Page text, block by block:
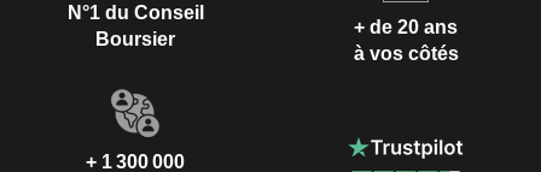
N°1 du Conseil
Boursier
+ de 20 ans
à vos côtés
+ 1 300 000